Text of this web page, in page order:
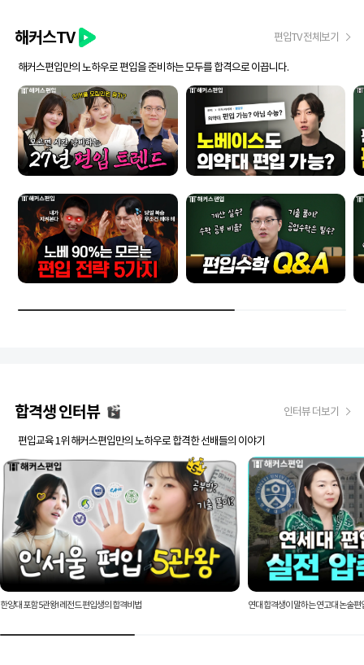
해커스TV 편입TV 전체보기
해커스편입만의 노하우로 편입을 준비하는 모두를 합격으로 이끕니다.
합격생 인터뷰 인터뷰 더보기
편입교육 1위 해커스편입만의 노하우로 합격한 선배들의 이야기
한양대 포함 5관왕! 레전드 편입생의 합격비법 연대 합격생이 말하는 연고대 논술편